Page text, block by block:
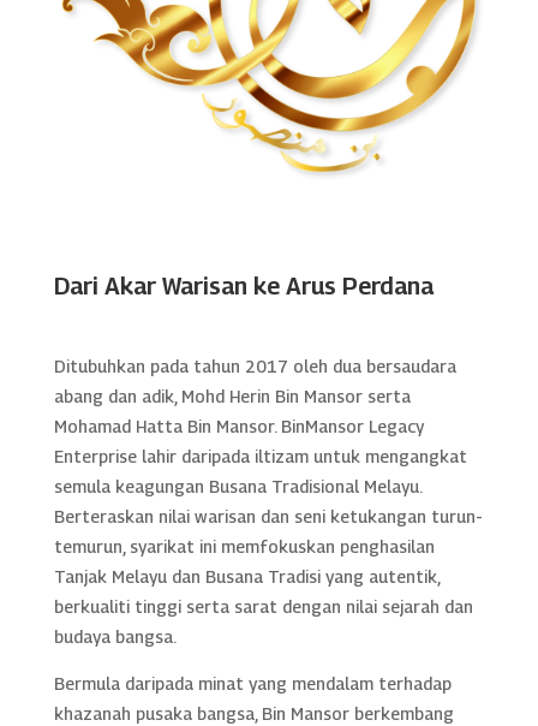
Dari Akar Warisan ke Arus Perdana
Ditubuhkan pada tahun 2017 oleh dua bersaudara
abang dan adik, Mohd Herin Bin Mansor serta
Mohamad Hatta Bin Mansor. BinMansor Legacy
Enterprise lahir daripada iltizam untuk mengangkat
semula keagungan Busana Tradisional Melayu.
Berteraskan nilai warisan dan seni ketukangan turun-
temurun, syarikat ini memfokuskan penghasilan
Tanjak Melayu dan Busana Tradisi yang autentik,
berkualiti tinggi serta sarat dengan nilai sejarah dan
budaya bangsa.
Bermula daripada minat yang mendalam terhadap
khazanah pusaka bangsa, Bin Mansor berkembang